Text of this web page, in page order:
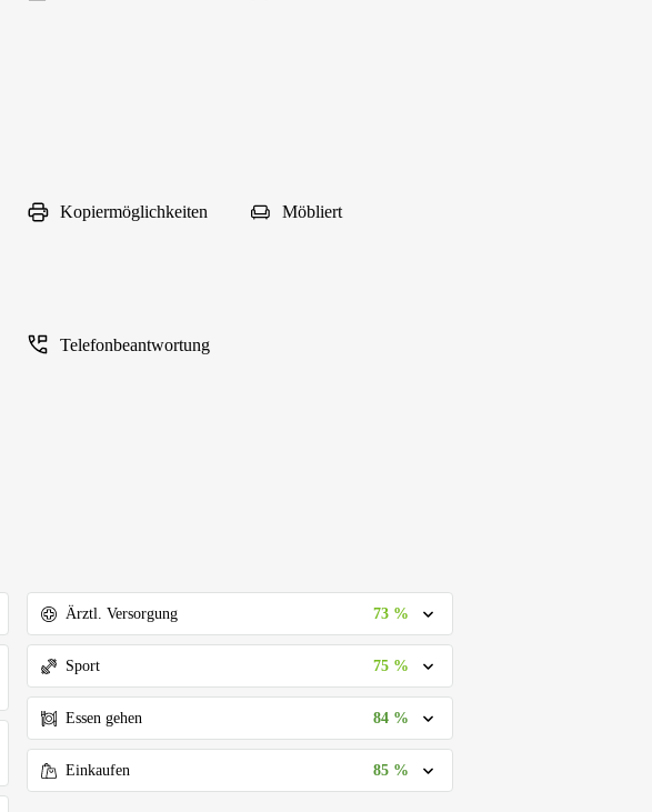
Kopiermöglichkeiten Möbliert
Telefonbeantwortung
Ärztl. Versorgung 73 %
Sport 75 %
Essen gehen 84 %
Einkaufen 85 %